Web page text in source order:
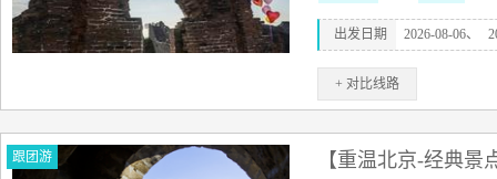
出发日期 2026-08-06、
+ 对比线路
跟团游
【重温北京-经典